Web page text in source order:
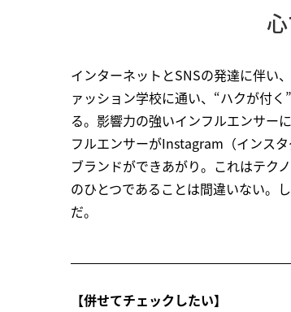
インターネットとSNSの発達に伴い
ァッション学校に通い、“ハクが付
る。影響力の強いインフルエンサー
フルエンサーがInstagram（インス
ブランドができあがり。これはテク
のひとつであることは間違いない。
だ。
【併せてチェックしたい】